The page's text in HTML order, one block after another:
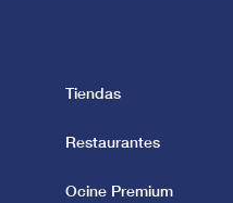
Tiendas
Restaurantes
Ocine Premium